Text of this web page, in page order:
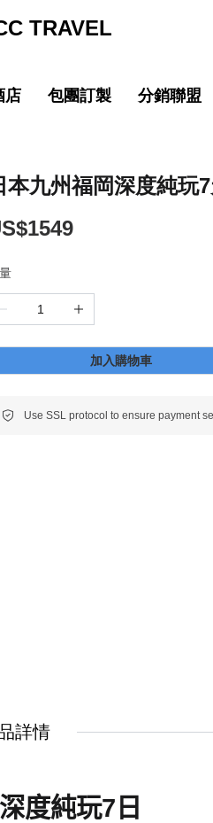
TRAVEL
惠旅全球甄選
惠旅甄選火車系列
輕旅行(美洲)
輕旅行(歐洲)
New
New
郵輪品牌專區
惠旅全球甄選
輕旅行(美洲)
輕旅行(歐洲)
New
New
線
郵輪品牌專區
店 包團訂製 分銷聯盟
本九州福岡深度純玩
加入購物車
詳情
度純玩7 日